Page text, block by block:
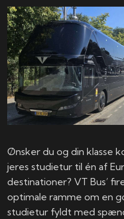
Ønsker du og din klasse
jeres studietur til én af
destinationer? VT Bus’
optimale ramme om en
studietur fyldt med